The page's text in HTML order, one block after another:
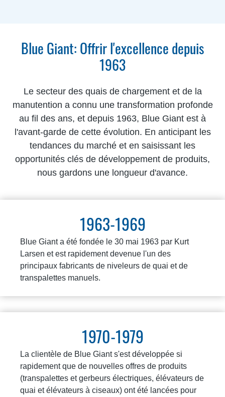
Blue Giant: Offrir l'excellence depuis
1963
Le secteur des quais de chargement et de la
manutention a connu une transformation profonde
au fil des ans, et depuis 1963, Blue Giant est à
l'avant-garde de cette évolution. En anticipant les
tendances du marché et en saisissant les
opportunités clés de développement de produits,
nous gardons une longueur d'avance.
1963-1969
Blue Giant a été fondée le 30 mai 1963 par Kurt
Larsen et est rapidement devenue l'un des
principaux fabricants de niveleurs de quai et de
transpalettes manuels.
1970-1979
La clientèle de Blue Giant s'est développée si
rapidement que de nouvelles offres de produits
(transpalettes et gerbeurs électriques, élévateurs de
quai et élévateurs à ciseaux) ont été lancées pour